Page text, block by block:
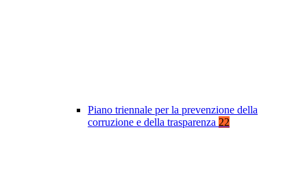
Piano triennale per la prevenzione della
corruzione e della trasparenza 22